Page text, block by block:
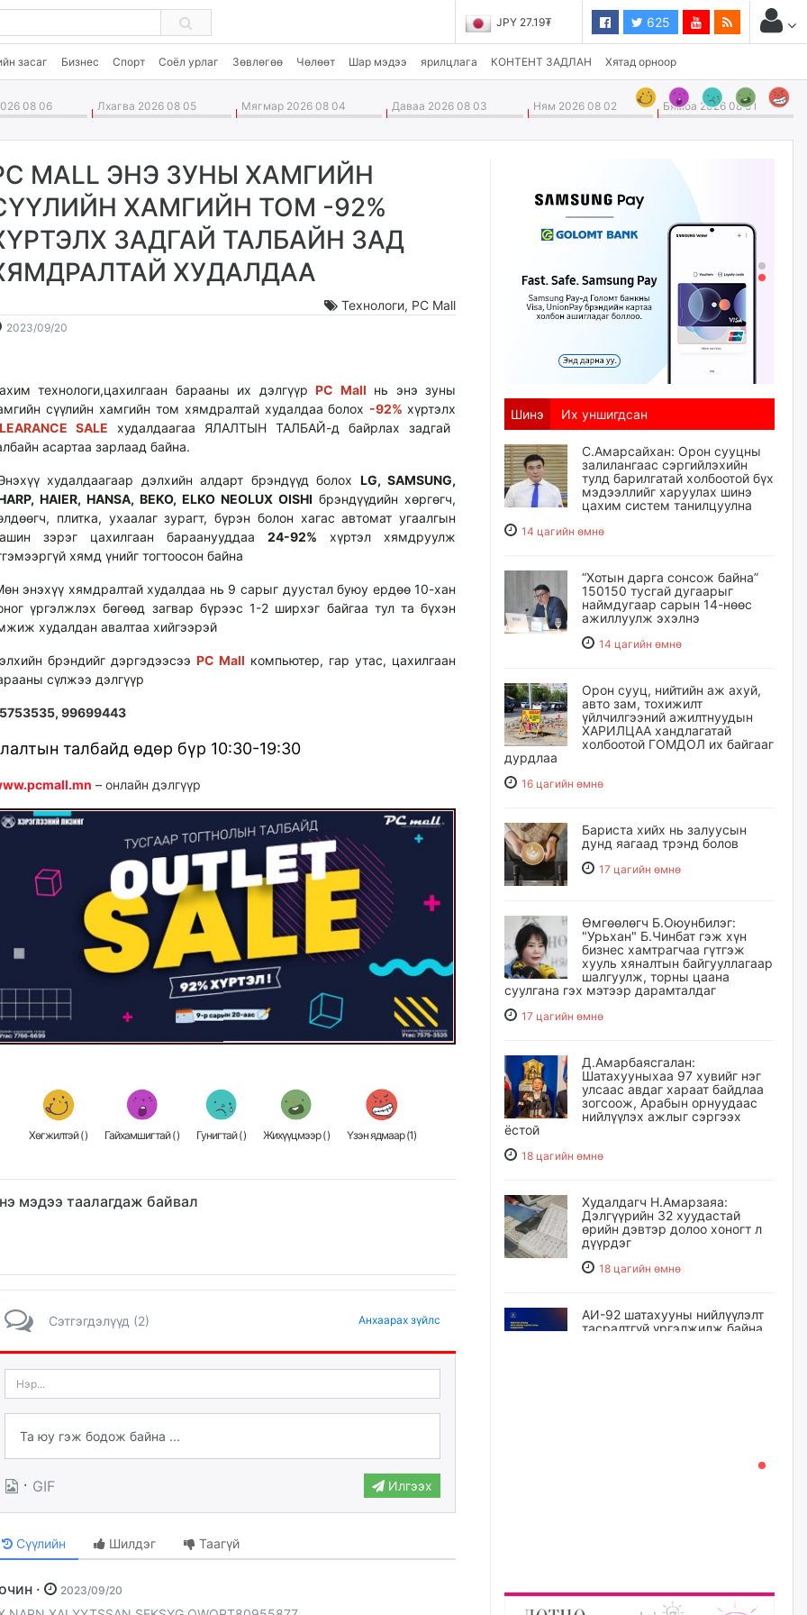
JPY 27.19₮ CHF 3,824.26₮
625
засаг Бизнес Спорт Соёл урлаг Зөвлөгөө Чөлөөт Шар мэдээ ярилцлага КОНТЕНТ ЗАДЛАН Хятад орноор
08 06 Лхагва 2026 08 05 Мягмар 2026 08 04 Даваа 2026 08 03 Ням 2026 08 02 Бямба 2026 08 01
MALL ЭНЭ ЗУНЫ ХАМГИЙН
ХАМГИЙН ТОМ -92%
ЗАДГАЙ ТАЛБАЙН ЗАД
ХУДАЛДАА
Технологи, PC Mall
2023/09/20
13:52:24
06:45:44
технологи,цахилгаан барааны их дэлгүүрPC Mall нь энэ зуны
сүүлийн хамгийн том хямдралтай худалдаа болох -92%хүртэлх
SALE
худалдаагаа ЯЛАЛТЫНТАЛБАЙ-д байрлах задгай
асартаа зарлаад байна.
худалдаагаар дэлхийналдарт брэндүүд болох LG, SAMSUNG,
HAIER, HANSA, BEKO, ELKO NEOLUX OISHI брэндүүдийн хөргөгч,
плитка, ухаалаг зурагт, бүрэн болон хагас автомат угаалгын
зэрэг цахилгаан бараанууддаа24-92% хүртэл хямдруулж
хямд үнийг тогтоосон байна
энэхүү хямдралтай худалдаа нь 9 сарыг дуустал буюу ердөө 10-хан
үргэлжлэх бөгөөд загвар бүрээс 1-2 ширхэг байгаа тул та бүхэн
худалдан авалтаа хийгээрэй
брэндийг дэргэдээсээPC Mall компьютер, гар утас, цахилгаан
сүлжээ дэлгүүр
99699443
талбайд өдөр бүр 10:30-19:30
– онлайн дэлгүүр
Хөгжилтэй () Гайхамшигтай () Гунигтай () Жихүүцмээр () Үзэн ядмаар (1)
мэдээ таалагдаж байвал
Сэтгэгдэлүүд (2) Анхаарах зүйлс
· GIF Илгээх
Сүүлийн Шилдэг Таагүй
Зочин · 2023/09/20
Шинэ Их уншигдсан
С.Амарсайхан: Орон сууцны
залилангаас сэргийлэхийн
тулд барилгатай холбоотой бүх
мэдээллийг харуулах шинэ
цахим систем танилцуулна
14 цагийн өмнө
“Хотын дарга сонсож байна”
150150 тусгай дугаарыг
наймдугаар сарын 14-нөөс
ажиллуулж эхэлнэ
14 цагийн өмнө
Орон сууц, нийтийн аж ахуй,
авто зам, тохижилт
үйлчилгээний ажилтнуудын
ХАРИЛЦАА хандлагатай
холбоотой ГОМДОЛ их байгааг
дурдлаа
16 цагийн өмнө
Бариста хийх нь залуусын
дунд яагаад трэнд болов
17 цагийн өмнө
Өмгөөлөгч Б.Оюунбилэг:
"Урьхан" Б.Чинбат гэж хүн
бизнес хамтрагчаа гүтгэж
хууль хяналтын байгууллагаар
шалгуулж, торны цаана
суулгана гэх мэтээр дарамталдаг
17 цагийн өмнө
Д.Амарбаясгалан:
Шатахууныхаа 97 хувийг нэг
улсаас авдаг хараат байдлаа
зогсоож, Арабын орнуудаас
нийлүүлэх ажлыг сэргээх
ёстой
18 цагийн өмнө
Худалдагч Н.Амарзаяа:
Дэлгүүрийн 32 хуудастай
өрийн дэвтэр долоо хоногт л
дүүрдэг
18 цагийн өмнө
АИ-92 шатахууны нийлүүлэлт
тасралтгүй үргэлжилж байна